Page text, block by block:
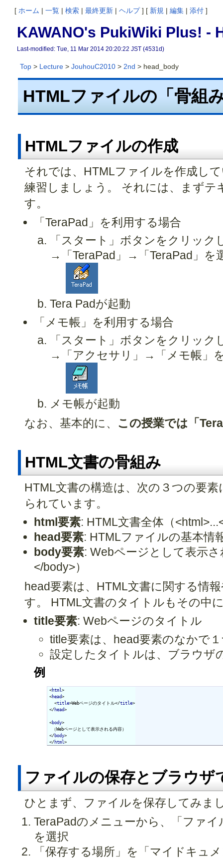
[ ホーム | 一覧 | 検索 | 最終更新 | ヘルプ] [ 新規 | 編集 | 添付 ]
KAWANO's PukiWiki Plus! -
Last-modified: Tue, 11 Mar 2014 20:20:22 JST (4531d)
Top> Lecture> JouhouC2010> 2nd > head_body
HTMLファイルの「骨組
HTMLファイルの作成
それでは、HTMLファイルを作成し
練習しましょう。 それには、まずテ
す。
「TeraPad」を利用する場合
「スタート」ボタンをクリッ
→「TeraPad」→「TeraPad」を
Tera Padが起動
「メモ帳」を利用する場合
「スタート」ボタンをクリッ
→「アクセサリ」→「メモ帳」
メモ帳が起動
なお、基本的に、 この授業では「
HTML文書の骨組み
HTML文書の構造は、次の３つの要
られています。
html要素: HTML文書全体（
head要素: HTMLファイルの基本情
body要素: Webページとして表示
</body>）
head要素は、HTML文書に関する情
す。 HTML文書のタイトルもその中
title要素: Webページのタイトル
title要素は、head要素のなかで
設定したタイトルは、ブラウザ
例
<html>
<head>
  <
title>Webページのタイトル</title>
</head>
<body>
（Webページとして表示される内容）
</body>
</html>
ファイルの保存とブラウザ
ひとまず、ファイルを保存してみま
TeraPadのメニューから、「ファ
を選択
「保存する場所」を「マイドキュ